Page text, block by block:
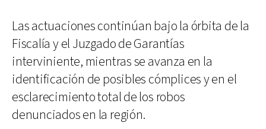
Las actuaciones continúan bajo la órbita de la
Fiscalía y el Juzgado de Garantías
interviniente, mientras se avanza en la
identificación de posibles cómplices y en el
esclarecimiento total de los robos
denunciados en la región.